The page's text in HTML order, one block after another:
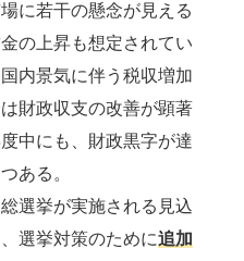
に若干の懸念が見える
の上昇も想定されてい
内景気に伴う税収増加
財政収支の改善が顕著
中にも、財政黒字が達
ある。
選挙が実施される見込
選挙対策のために追加